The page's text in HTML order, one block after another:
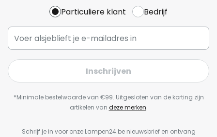
Particuliere klant Bedrijf
Inschrijven
*Minimale bestelwaarde van €99. Uitgesloten van de korting zijn
artikelen van deze merken.
Schrijf je in voor onze Lampen24.be nieuwsbrief en ontvang